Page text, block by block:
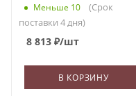
Меньше 10
(Срок
поставки 4 дня)
8 813 ₽/шт
В КОРЗИНУ